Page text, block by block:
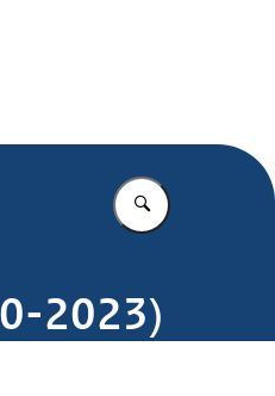
Vul in wat u
2023)